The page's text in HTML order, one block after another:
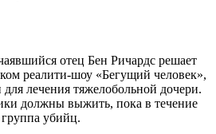
отец Бен Ричардс решает
реалити-шоу «Бегущий человек»,
для лечения тяжелобольной дочери.
должны выжить, пока в течение
убийц.